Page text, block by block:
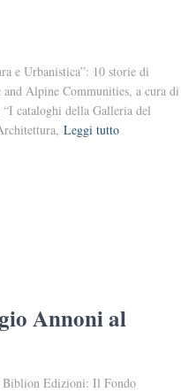
e Urbanistica”: 10 storie di
Alpine Communities, a cura di
cataloghi della Galleria del
Leggi tutto
Annoni al
Biblion Edizioni: Il Fondo